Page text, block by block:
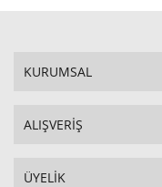
KURUMSAL
ALIŞVERİŞ
ÜYELİK